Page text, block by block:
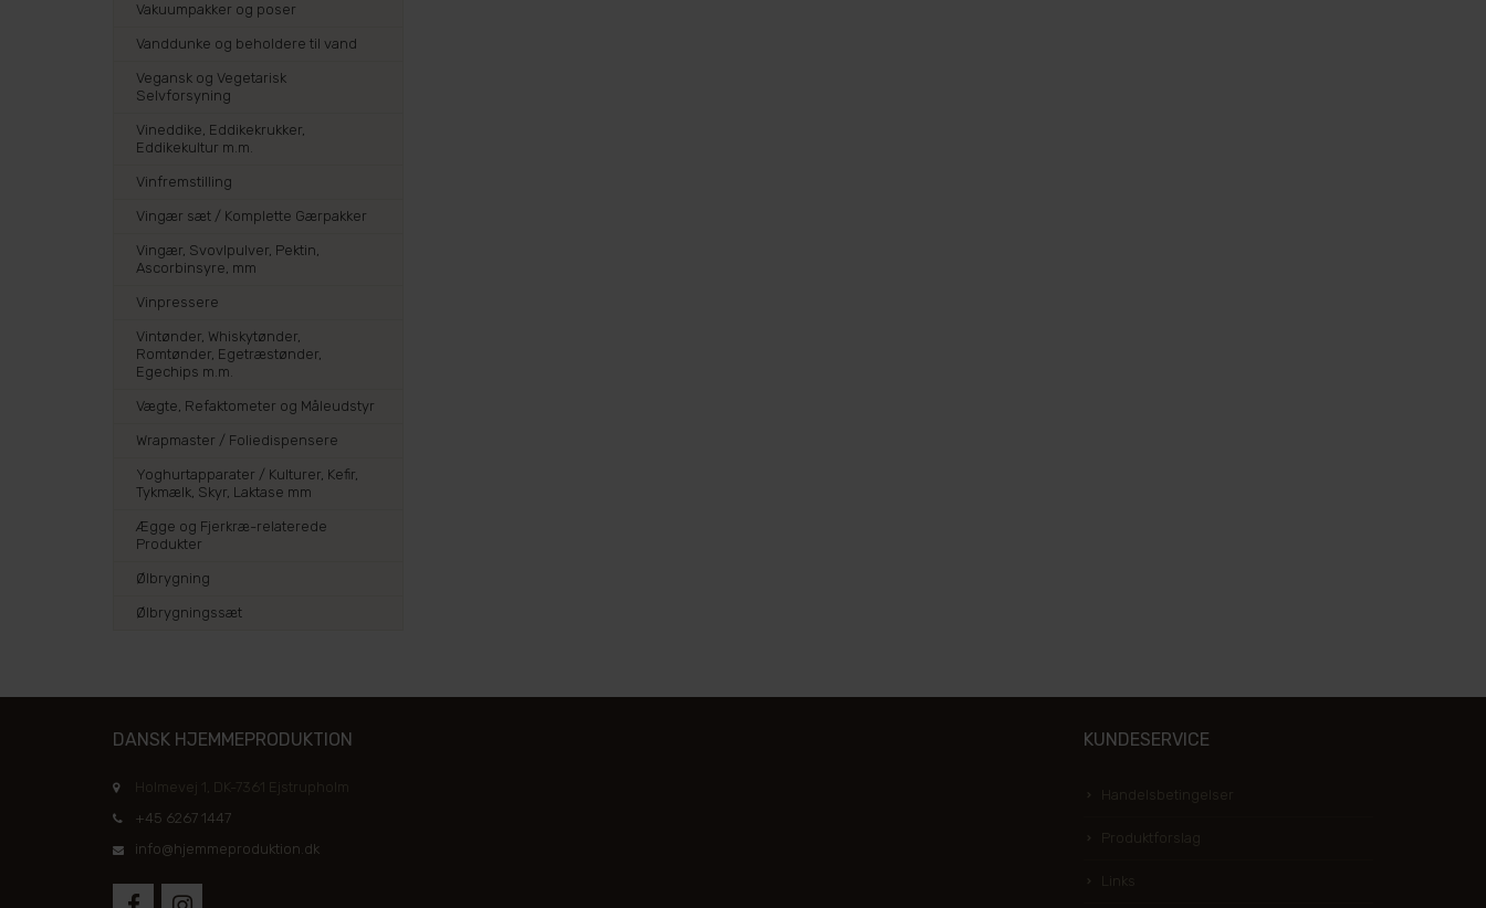
Vakuumpakker og poser
Vanddunke og beholdere til vand
Vegansk og Vegetarisk
Selvforsyning
Vineddike, Eddikekrukker,
Eddikekultur m.m.
Vinfremstilling
Vingær sæt / Komplette Gærpakker
Vingær, Svovlpulver, Pektin,
Ascorbinsyre, mm
Vinpressere
Vintønder, Whiskytønder,
Romtønder, Egetræstønder,
Egechips m.m.
Vægte, Refaktometer og Måleudstyr
Wrapmaster / Foliedispensere
Yoghurtapparater / Kulturer, Kefir,
Tykmælk, Skyr, Laktase mm
Ægge og Fjerkræ-relaterede
Produkter
Ølbrygning
Ølbrygningssæt
DANSK HJEMMEPRODUKTION
Holmevej 1, DK-7361 Ejstrupholm
+45 6267 1447
info@hjemmeproduktion.dk
KUNDESERVICE
Handelsbetingelser
Produktforslag